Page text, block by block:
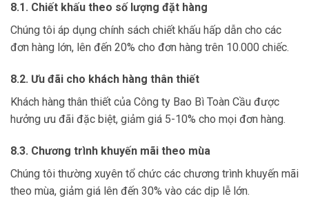
8.1. Chiết khấu theo số lượng đặt hàng
Chúng tôi áp dụng chính sách chiết khấu hấp dẫn cho các
đơn hàng lớn, lên đến 20% cho đơn hàng trên 10.000 chiếc.
8.2. Ưu đãi cho khách hàng thân thiết
Khách hàng thân thiết của Công ty Bao Bì Toàn Cầu được
hưởng ưu đãi đặc biệt, giảm giá 5-10% cho mọi đơn hàng.
8.3. Chương trình khuyến mãi theo mùa
Chúng tôi thường xuyên tổ chức các chương trình khuyến mãi
theo mùa, giảm giá lên đến 30% vào các dịp lễ lớn.